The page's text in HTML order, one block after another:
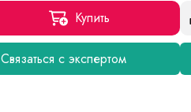
Купить
Связаться с экспертом